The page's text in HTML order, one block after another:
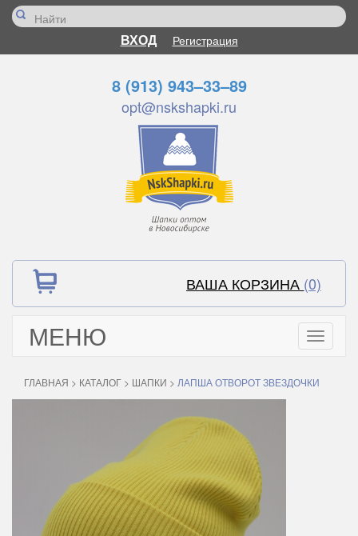
ВХОД Регистрация
8 (913) 943–33–89
opt@nskshapki.ru
ВАША КОРЗИНА (0)
МЕНЮ
Toggle
ГЛАВНАЯ > КАТАЛОГ > ШАПКИ > ЛАПША ОТВОРОТ ЗВЕЗДОЧКИ